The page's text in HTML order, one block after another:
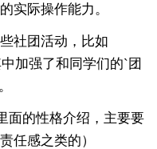
实际操作能力。
社团活动，比如
加强了和同学们的`团
面的性格介绍，主要要
任感之类的）